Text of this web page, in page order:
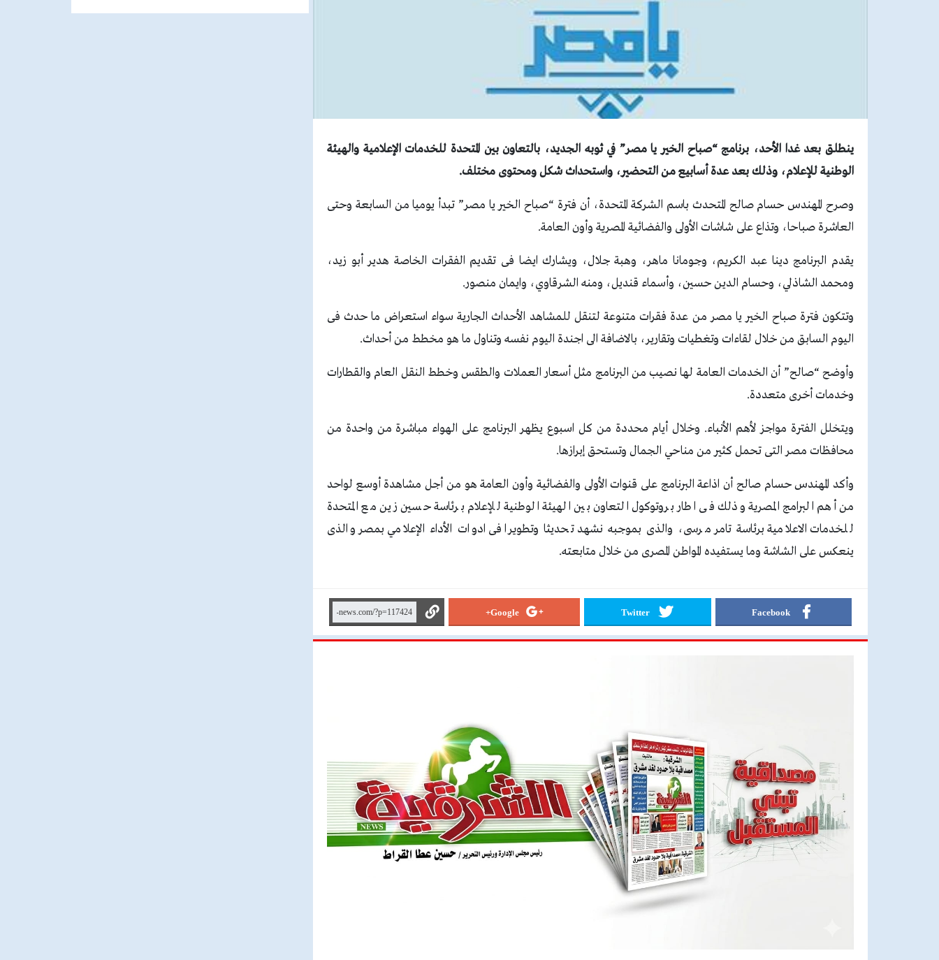
ينطلق بعد غدا الأحد، برنامج “صباح الخير يا مصر” في ثوبه الجديد، بالتعاون بين المتحدة للخدمات الإعلامية والهيئة
الوطنية للإعلام، وذلك بعد عدة أسابيع من التحضير، واستحداث شكل ومحتوى مختلف.
وصرح المهندس حسام صالح المتحدث باسم الشركة المتحدة، أن فترة “صباح الخير يا مصر” تبدأ يوميا من السابعة وحتى
العاشرة صباحا، وتذاع على شاشات الأولى والفضائية المصرية وأون العامة.
يقدم البرنامج دينا عبد الكريم، وجومانا ماهر، وهبة جلال، ويشارك ايضا فى تقديم الفقرات الخاصة هدير أبو زيد،
ومحمد الشاذلي، وحسام الدين حسين، وأسماء قنديل، ومنه الشرقاوي، وايمان منصور.
وتتكون فترة صباح الخير يا مصر من عدة فقرات متنوعة لتنقل للمشاهد الأحداث الجارية سواء استعراض ما حدث فى
اليوم السابق من خلال لقاءات وتغطيات وتقارير، بالاضافة الى اجندة اليوم نفسه وتناول ما هو مخطط من أحداث.
وأوضح “صالح” أن الخدمات العامة لها نصيب من البرنامج مثل أسعار العملات والطقس وخطط النقل العام والقطارات
وخدمات أخرى متعددة.
ويتخلل الفترة مواجز لأهم الأنباء. وخلال أيام محددة من كل اسبوع يظهر البرنامج على الهواء مباشرة من واحدة من
محافظات مصر التى تحمل كثير من مناحي الجمال وتستحق إبرازها.
وأكد المهندس حسام صالح أن اذاعة البرنامج على قنوات الأولى والفضائية وأون العامة هو من أجل مشاهدة أوسع لواحد
من أهم البرامج المصرية وذلك فى اطار بروتوكول التعاون بين الهيئة الوطنية للإعلام برئاسة حسين زين مع المتحدة
للخدمات الاعلامية برئاسة تامر مرسى، والذى بموجبه نشهد تحديثا وتطويرا فى ادوات الأداء الإعلامي بمصر والذى
ينعكس على الشاشة وما يستفيده المواطن المصرى من خلال متابعته.
Facebook
Twitter
Google+